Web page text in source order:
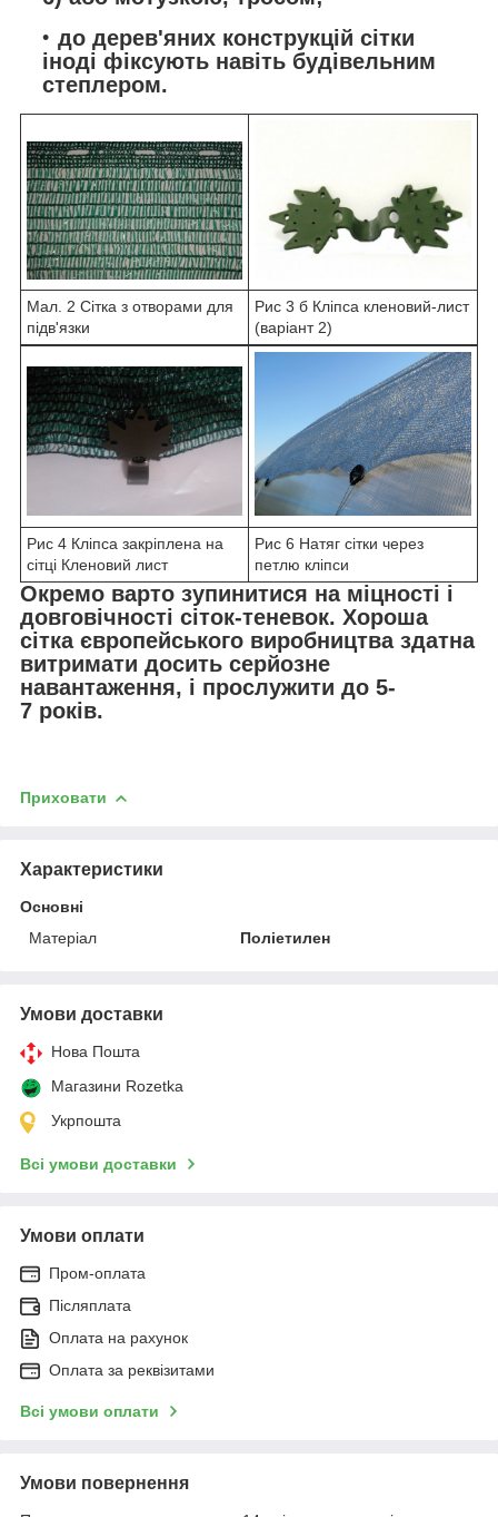
до дерев'яних конструкцій сітки
іноді фіксують навіть будівельним
степлером.
Мал. 2 Сітка з отворами для
підв'язки
Рис 3 б Кліпса кленовий-лист
(варіант 2)
Рис 4 Кліпса закріплена на
сітці Кленовий лист
Рис 6 Натяг сітки через
петлю кліпси
Окремо варто зупинитися на міцності і
довговічності сіток-теневок. Хороша
сітка європейського виробництва здатна
витримати досить серйозне
навантаження, і прослужити до 5-
7 років.
Приховати
Характеристики
Основні
Матеріал
Поліетилен
Умови доставки
Нова Пошта
Магазини Rozetka
Укрпошта
Всі умови доставки
Умови оплати
Пром-оплата
Післяплата
Оплата на рахунок
Оплата за реквізитами
Всі умови оплати
Умови повернення